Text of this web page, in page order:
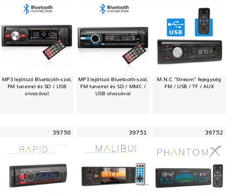
MP3 lejátszó Bluetooth-szal,
FM tunerrel és SD / USB
olvasóval
MP3 lejátszó Bluetooth-szal,
FM tunerrel és SD / MMC /
USB olvasóval
M.N.C "Stream" fejegység
FM / USB / TF / AUX
39750 39751 39752